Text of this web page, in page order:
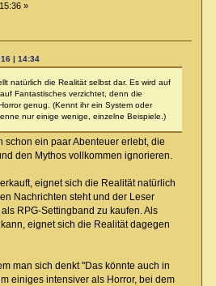
»
| 14:34
natürlich die Realität selbst dar. Es wird auf
Fantastisches verzichtet, denn die
genug. (Kennt ihr ein System oder
nur einige wenige, einzelne Beispiele.)
schon ein paar Abenteuer erlebt, die
den Mythos vollkommen ignorieren.
eignet sich die Realität natürlich
Nachrichten steht und der Leser
RPG-Settingband zu kaufen. Als
eignet sich die Realität dagegen
man sich denkt "Das könnte auch in
einiges intensiver als Horror, bei dem